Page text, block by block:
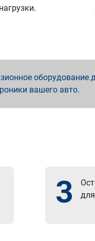
оборудование
вашего авто.
3